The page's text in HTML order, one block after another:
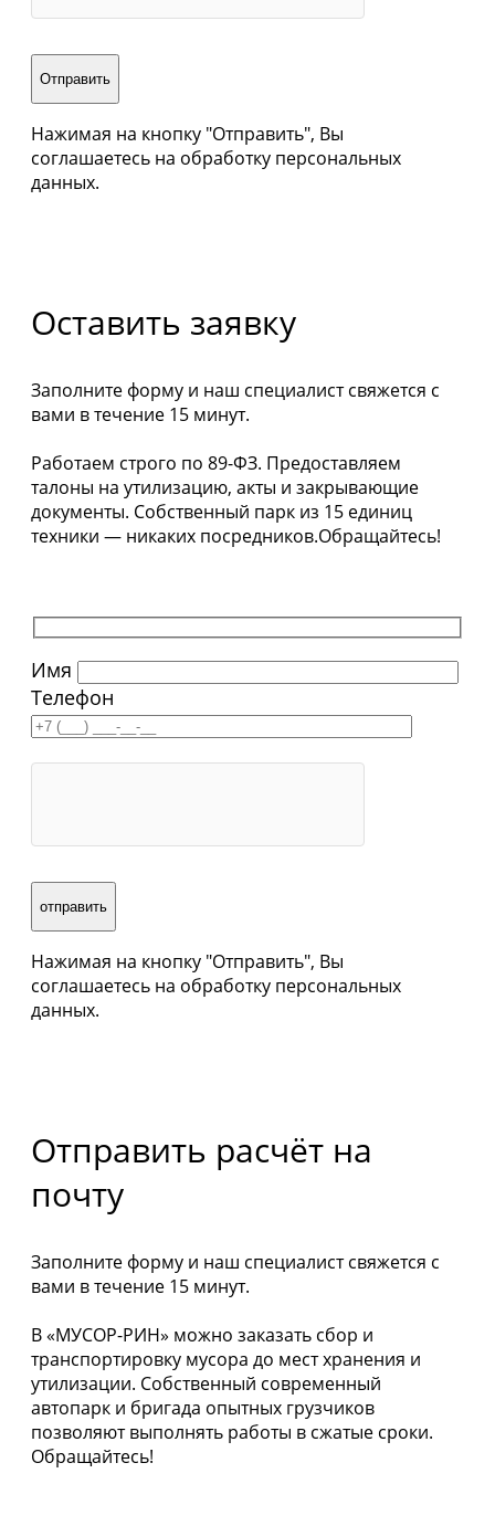
Отправить
Нажимая на кнопку "Отправить", Вы
соглашаетесь на обработку персональных
данных.
Оставить заявку
Заполните форму и наш специалист свяжется с
вами в течение 15 минут.
Работаем строго по 89-ФЗ. Предоставляем
талоны на утилизацию, акты и закрывающие
документы. Собственный парк из 15 единиц
техники — никаких посредников.Обращайтесь!
Имя
Телефон
Нажимая на кнопку "Отправить", Вы
соглашаетесь на обработку персональных
данных.
Отправить расчёт на
почту
Заполните форму и наш специалист свяжется с
вами в течение 15 минут.
В «МУСОР-РИН» можно заказать сбор и
транспортировку мусора до мест хранения и
утилизации. Собственный современный
автопарк и бригада опытных грузчиков
позволяют выполнять работы в сжатые сроки.
Обращайтесь!